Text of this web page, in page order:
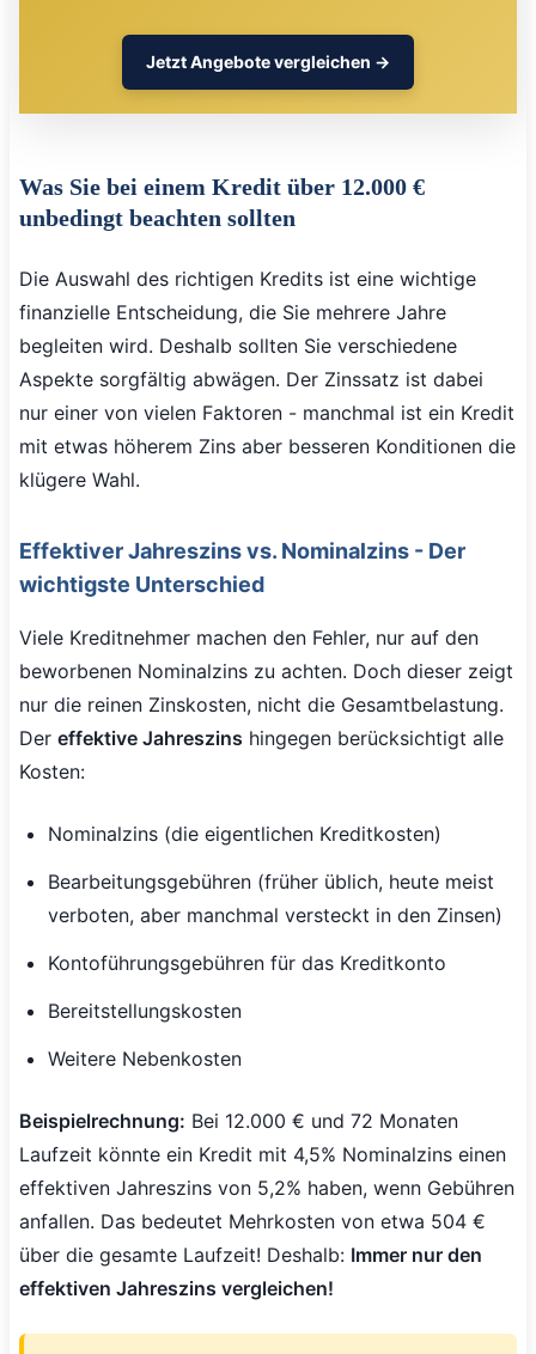
Jetzt Angebote vergleichen →
Was Sie bei einem Kredit über 12.000 €
unbedingt beachten sollten
Die Auswahl des richtigen Kredits ist eine wichtige
finanzielle Entscheidung, die Sie mehrere Jahre
begleiten wird. Deshalb sollten Sie verschiedene
Aspekte sorgfältig abwägen. Der Zinssatz ist dabei
nur einer von vielen Faktoren - manchmal ist ein Kredit
mit etwas höherem Zins aber besseren Konditionen die
klügere Wahl.
Effektiver Jahreszins vs. Nominalzins - Der
wichtigste Unterschied
Viele Kreditnehmer machen den Fehler, nur auf den
beworbenen Nominalzins zu achten. Doch dieser zeigt
nur die reinen Zinskosten, nicht die Gesamtbelastung.
Der effektive Jahreszins hingegen berücksichtigt alle
Kosten:
Nominalzins (die eigentlichen Kreditkosten)
Bearbeitungsgebühren (früher üblich, heute meist
verboten, aber manchmal versteckt in den Zinsen)
Kontoführungsgebühren für das Kreditkonto
Bereitstellungskosten
Weitere Nebenkosten
Beispielrechnung: Bei 12.000 € und 72 Monaten
Laufzeit könnte ein Kredit mit 4,5% Nominalzins einen
effektiven Jahreszins von 5,2% haben, wenn Gebühren
anfallen. Das bedeutet Mehrkosten von etwa 504 €
über die gesamte Laufzeit! Deshalb: Immer nur den
effektiven Jahreszins vergleichen!